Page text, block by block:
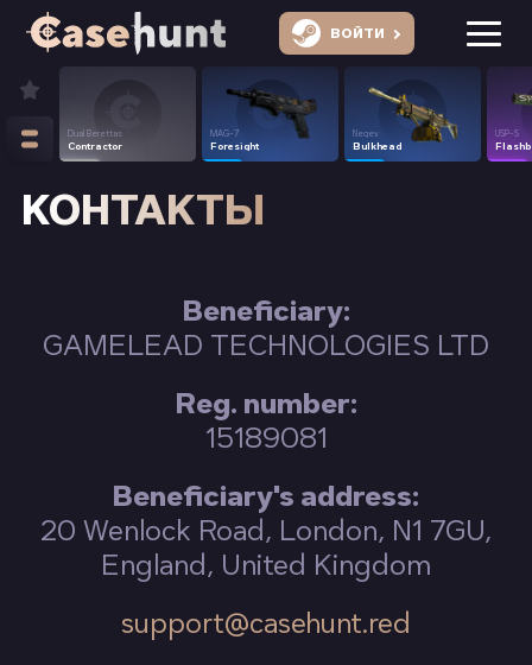
ВОЙТИ
Dual Berettas
Contractor
MAG-7
Foresight
Negev
Bulkhead
USP-S
КОНТАКТЫ
Beneficiary:
GAMELEAD TECHNOLOGIES LTD
Reg. number:
15189081
Beneficiary's address:
20 Wenlock Road, London, N1 7GU,
England, United Kingdom
support@casehunt.red